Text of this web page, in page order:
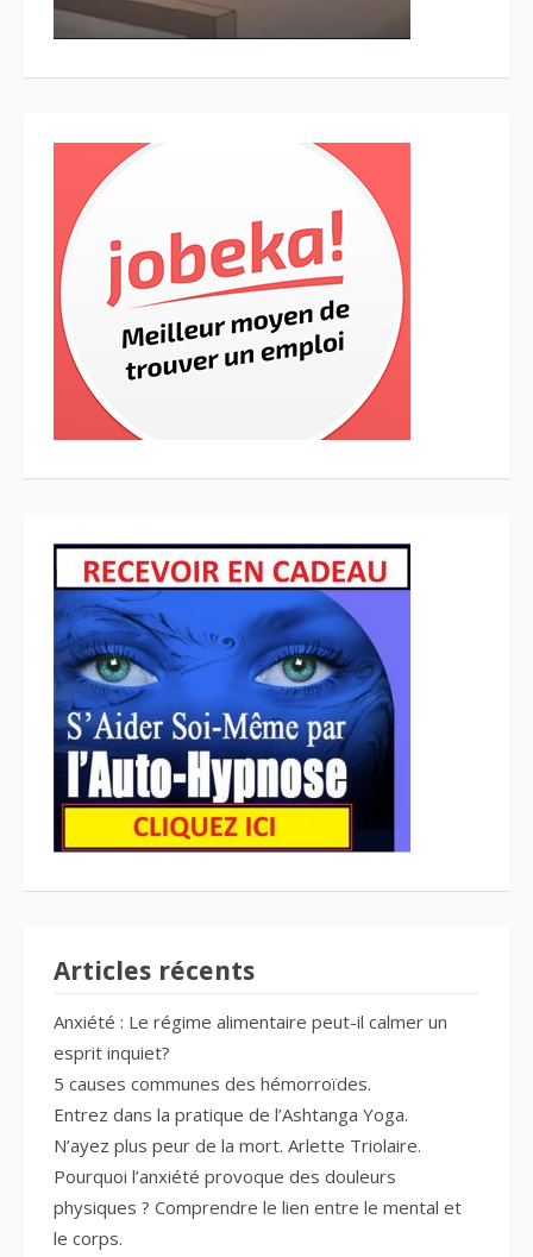
Articles récents
Anxiété : Le régime alimentaire peut-il calmer un
esprit inquiet?
5 causes communes des hémorroïdes.
Entrez dans la pratique de l’Ashtanga Yoga.
N’ayez plus peur de la mort. Arlette Triolaire.
Pourquoi l’anxiété provoque des douleurs
physiques ? Comprendre le lien entre le mental et
le corps.